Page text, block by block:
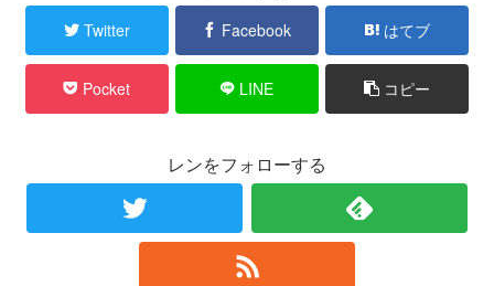
Twitter Facebook はてブ
Pocket LINE コピー
レンをフォローする